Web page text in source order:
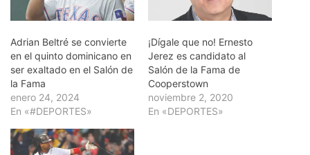
Adrian Beltré se convierte
en el quinto dominicano en
ser exaltado en el Salón de
la Fama
enero 24, 2024
En «#DEPORTES»
¡Dígale que no! Ernesto
Jerez es candidato al
Salón de la Fama de
Cooperstown
noviembre 2, 2020
En «DEPORTES»